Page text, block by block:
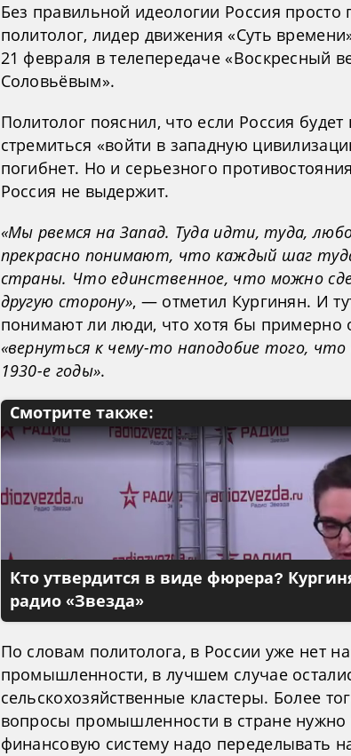
Без правильной идеологии Россия просто
политолог, лидер движения «Суть
21 февраля в телепередаче «Воскресный
Соловьёвым».
Политолог пояснил, что если Россия
стремиться «войти в западную
погибнет. Но и серьезного
Россия не выдержит.
«Мы рвемся на Запад. Туда идти, туда,
прекрасно понимают, что каждый шаг
страны. Что единственное, что можно
другую сторону», — отметил Кургинян. И
понимают ли люди, что хотя бы примерно
«вернуться к чему-то наподобие того, что
1930-е годы».
Смотрите также:
Кто утвердится в виде фюрера?
радио «Звезда»
По словам политолога, в России уже нет
промышленности, в лучшем случае
сельскохозяйственные кластеры. Более
вопросы промышленности в стране
финансовую систему надо переделывать